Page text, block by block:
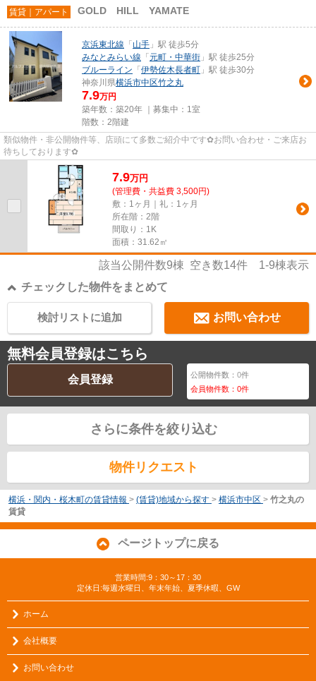
賃貸｜アパート GOLD HILL YAMATE
京浜東北線 「 山手 」駅 徒歩5分
みなとみらい線 「 元町・中華街 」駅 徒歩25分
ブルーライン 「 伊勢佐木長者町 」駅 徒歩30分
神奈川県横浜市中区竹之丸
7.9万円
築年数：築20年 ｜募集中： 1室
階数：2階建
類似物件・非公開物件等、店頭にて多数ご紹介中です✿お問い合わせ・ご来店お
待ちしております✿
7.9万円
(管理費・共益費 3,500円)
敷：1ヶ月｜礼：1ヶ月
所在階：2階
間取り：1K
面積：31.62㎡
該当公開件数9棟 空き数14件 1-9棟表示
チェックした物件をまとめて
お問い合わせ
検討リストに追加
無料会員登録はこちら
会員登録 公開物件数：0件
会員物件数：0件
さらに条件を絞り込む
物件リクエスト
横浜・関内・桜木町の賃貸情報 > (賃貸)地域から探す > 横浜市中区 > 竹之丸の
賃貸
ページトップに戻る
営業時間:9：30～17：30
定休日:毎週水曜日、年末年始、夏季休暇、GW
ホーム
会社概要
お問い合わせ